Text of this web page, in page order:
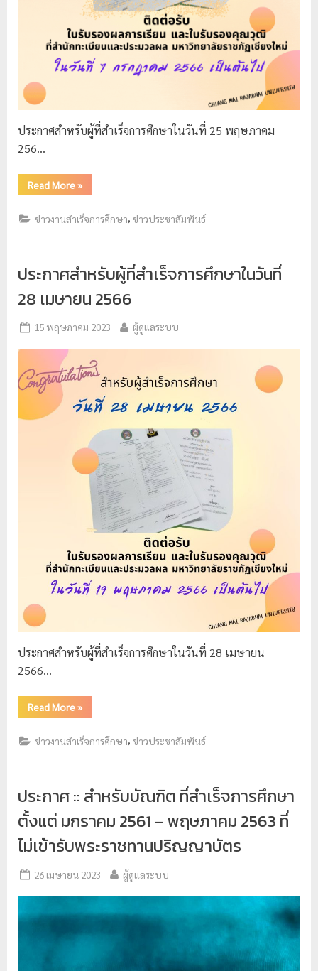
ประกาศสำหรับผู้ที่สำเร็จการศึกษาในวันที่ 25 พฤษภาคม
256…
Read More»
ข่าวงานสำเร็จการศึกษา,ข่าวประชาสัมพันธ์
ประกาศสำหรับผู้ที่สำเร็จการศึกษาในวันที่
28 เมษายน 2566
15 พฤษภาคม 2023 ผู้ดูแลระบบ
ประกาศสำหรับผู้ที่สำเร็จการศึกษาในวันที่ 28 เมษายน
2566…
Read More»
ข่าวงานสำเร็จการศึกษา,ข่าวประชาสัมพันธ์
ประกาศ :: สำหรับบัณฑิต ที่สำเร็จการศึกษา
ตั้งแต่ มกราคม 2561 – พฤษภาคม 2563 ที่
ไม่เข้ารับพระราชทานปริญญาบัตร
26 เมษายน 2023 ผู้ดูแลระบบ